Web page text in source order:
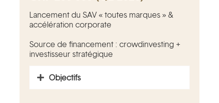
Lancement du SAV « toutes marques » &
accélération corporate
Source de financement : crowdinvesting +
investisseur stratégique
Objectifs